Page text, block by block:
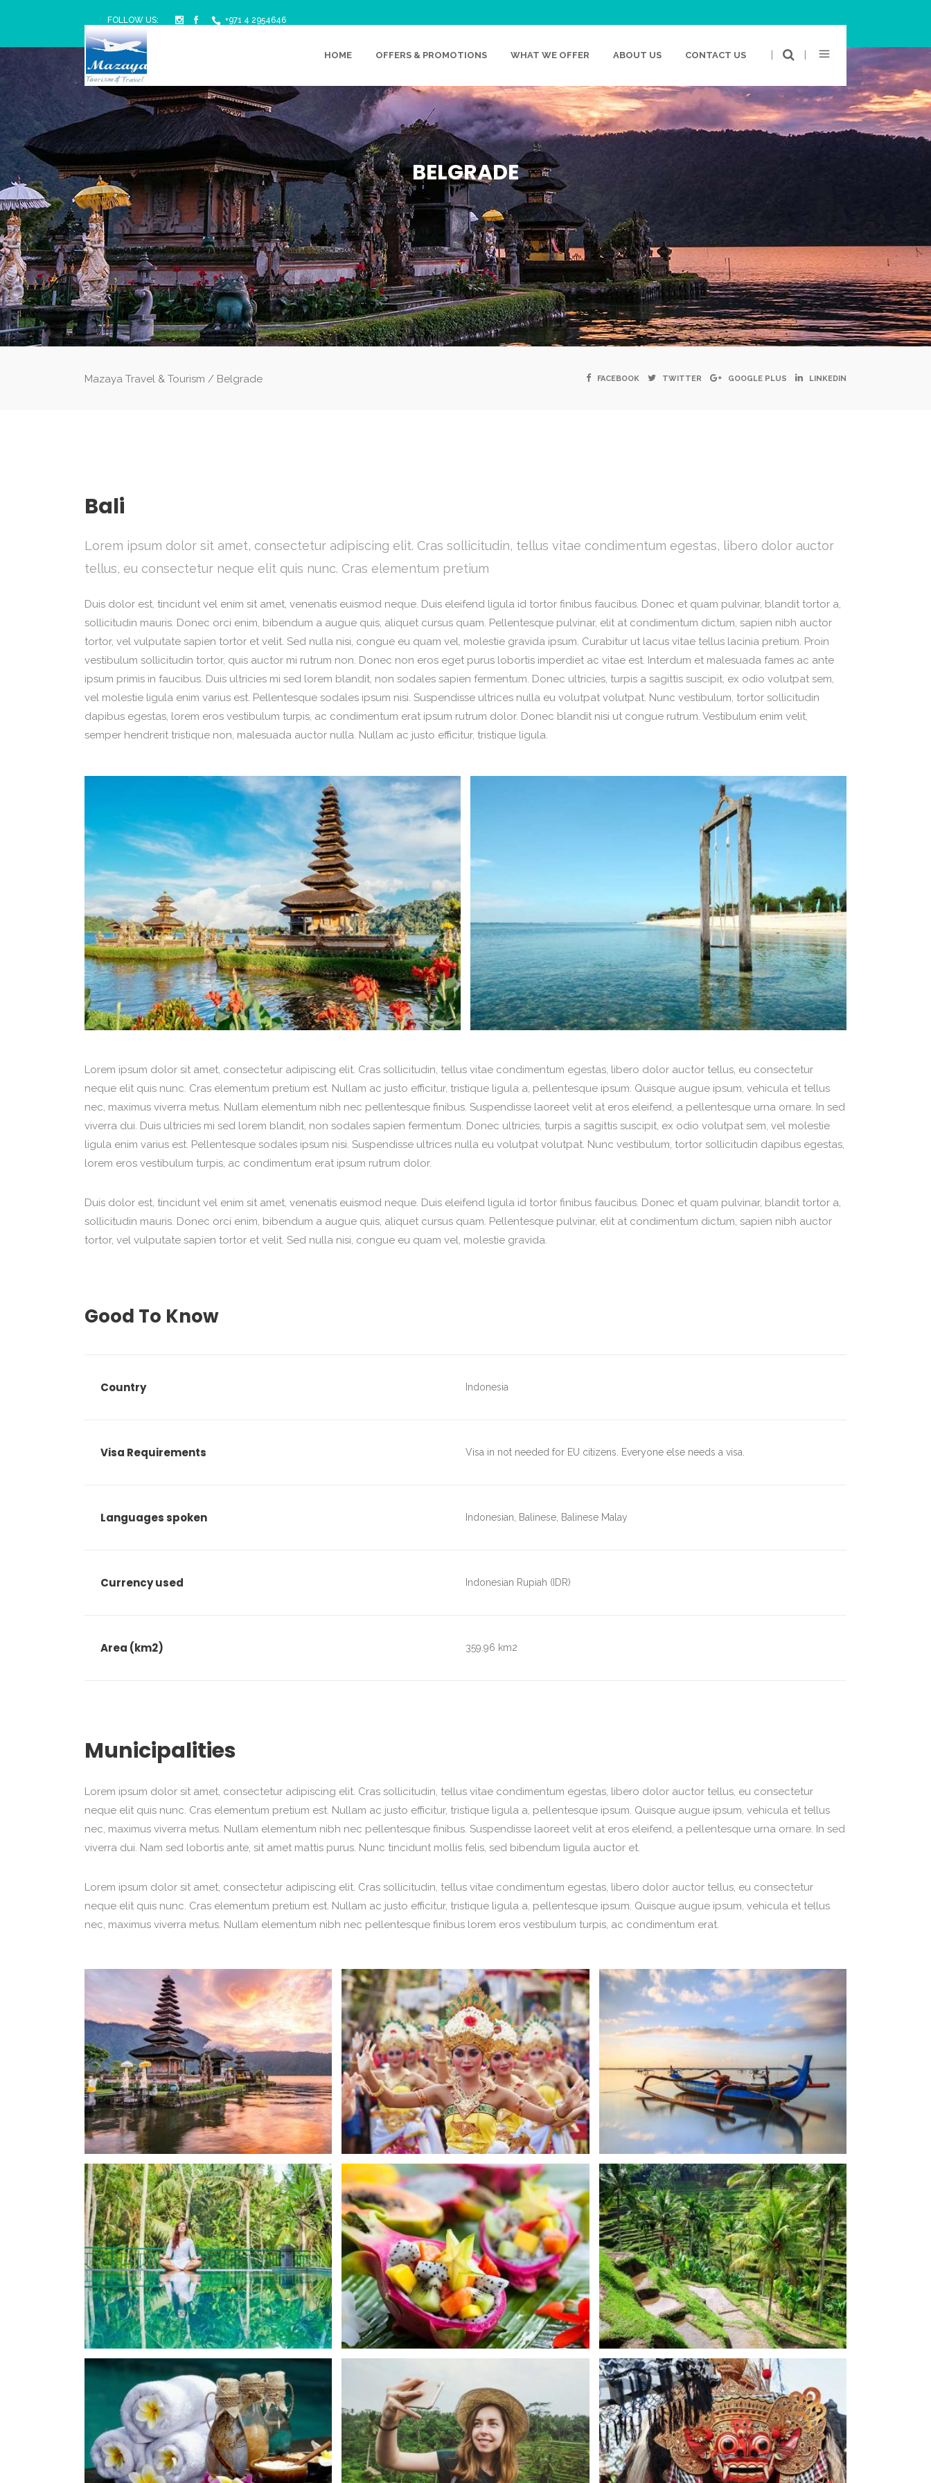
FOLLOW US: +971 4 2954646
HOME OFFERS & PROMOTIONS WHAT WE OFFER ABOUT US CONTACT US | |
BELGRADE
Mazaya Travel & Tourism / Belgrade FACEBOOK TWITTER GOOGLE PLUS LINKEDIN
Bali
Lorem ipsum dolor sit amet, consectetur adipiscing elit. Cras sollicitudin, tellus vitae condimentum egestas, libero dolor auctor
tellus, eu consectetur neque elit quis nunc. Cras elementum pretium
Duis dolor est, tincidunt vel enim sit amet, venenatis euismod neque. Duis eleifend ligula id tortor finibus faucibus. Donec et quam pulvinar, blandit tortor a,
sollicitudin mauris. Donec orci enim, bibendum a augue quis, aliquet cursus quam. Pellentesque pulvinar, elit at condimentum dictum, sapien nibh auctor
tortor, vel vulputate sapien tortor et velit. Sed nulla nisi, congue eu quam vel, molestie gravida ipsum. Curabitur ut lacus vitae tellus lacinia pretium. Proin
vestibulum sollicitudin tortor, quis auctor mi rutrum non. Donec non eros eget purus lobortis imperdiet ac vitae est. Interdum et malesuada fames ac ante
ipsum primis in faucibus. Duis ultricies mi sed lorem blandit, non sodales sapien fermentum. Donec ultricies, turpis a sagittis suscipit, ex odio volutpat sem,
vel molestie ligula enim varius est. Pellentesque sodales ipsum nisi. Suspendisse ultrices nulla eu volutpat volutpat. Nunc vestibulum, tortor sollicitudin
dapibus egestas, lorem eros vestibulum turpis, ac condimentum erat ipsum rutrum dolor. Donec blandit nisi ut congue rutrum. Vestibulum enim velit,
semper hendrerit tristique non, malesuada auctor nulla. Nullam ac justo efficitur, tristique ligula.
Lorem ipsum dolor sit amet, consectetur adipiscing elit. Cras sollicitudin, tellus vitae condimentum egestas, libero dolor auctor tellus, eu consectetur
neque elit quis nunc. Cras elementum pretium est. Nullam ac justo efficitur, tristique ligula a, pellentesque ipsum. Quisque augue ipsum, vehicula et tellus
nec, maximus viverra metus. Nullam elementum nibh nec pellentesque finibus. Suspendisse laoreet velit at eros eleifend, a pellentesque urna ornare. In sed
viverra dui. Duis ultricies mi sed lorem blandit, non sodales sapien fermentum. Donec ultricies, turpis a sagittis suscipit, ex odio volutpat sem, vel molestie
ligula enim varius est. Pellentesque sodales ipsum nisi. Suspendisse ultrices nulla eu volutpat volutpat. Nunc vestibulum, tortor sollicitudin dapibus egestas,
lorem eros vestibulum turpis, ac condimentum erat ipsum rutrum dolor.
Duis dolor est, tincidunt vel enim sit amet, venenatis euismod neque. Duis eleifend ligula id tortor finibus faucibus. Donec et quam pulvinar, blandit tortor a,
sollicitudin mauris. Donec orci enim, bibendum a augue quis, aliquet cursus quam. Pellentesque pulvinar, elit at condimentum dictum, sapien nibh auctor
tortor, vel vulputate sapien tortor et velit. Sed nulla nisi, congue eu quam vel, molestie gravida.
Good To Know
Country Indonesia
Visa Requirements Visa in not needed for EU citizens. Everyone else needs a visa.
Languages spoken Indonesian, Balinese, Balinese Malay
Currency used Indonesian Rupiah (IDR)
Area (km2) 359.96 km2
Municipalities
Lorem ipsum dolor sit amet, consectetur adipiscing elit. Cras sollicitudin, tellus vitae condimentum egestas, libero dolor auctor tellus, eu consectetur
neque elit quis nunc. Cras elementum pretium est. Nullam ac justo efficitur, tristique ligula a, pellentesque ipsum. Quisque augue ipsum, vehicula et tellus
nec, maximus viverra metus. Nullam elementum nibh nec pellentesque finibus. Suspendisse laoreet velit at eros eleifend, a pellentesque urna ornare. In sed
viverra dui. Nam sed lobortis ante, sit amet mattis purus. Nunc tincidunt mollis felis, sed bibendum ligula auctor et.
Lorem ipsum dolor sit amet, consectetur adipiscing elit. Cras sollicitudin, tellus vitae condimentum egestas, libero dolor auctor tellus, eu consectetur
neque elit quis nunc. Cras elementum pretium est. Nullam ac justo efficitur, tristique ligula a, pellentesque ipsum. Quisque augue ipsum, vehicula et tellus
nec, maximus viverra metus. Nullam elementum nibh nec pellentesque finibus lorem eros vestibulum turpis, ac condimentum erat.